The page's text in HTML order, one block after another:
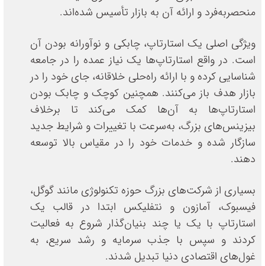
منحصربه‌فرد و ارائه آن به بازار تأسیس شده‌اند.
ویژگی اصلی یک استارتاپ، چابکی و نوآورانه بودن آن
است. در واقع استارتاپ‌ها یک نیاز عمده را در جامعه
شناسایی کرده و با ارائه راه‌حلی خلاقانه، جای خود را در
بازار هدف باز می‌کنند. همچنین کوچک و چابک بودن
استارتاپ‌ها به آن‌ها کمک می‌کند تا برخلاف
بیزینس‌های بزرگ، به‌سرعت با تغییرات و شرایط جدید
سازگار شده و خدمات خود را در مقیاس بالا توسعه
دهند.
بسیاری از شرکت‌های بزرگ حوزه تکنولوژی مانند گوگل،
فیسبوک، آمازون و نتفلیکس ابتدا در قالب یک
استارتاپ با یک یا چند بنیان‌گذار شروع به فعالیت
کردند و سپس با جذب سرمایه‌ و رشد سریع، به
غول‌های اقتصادی دنیا تبدیل شدند.